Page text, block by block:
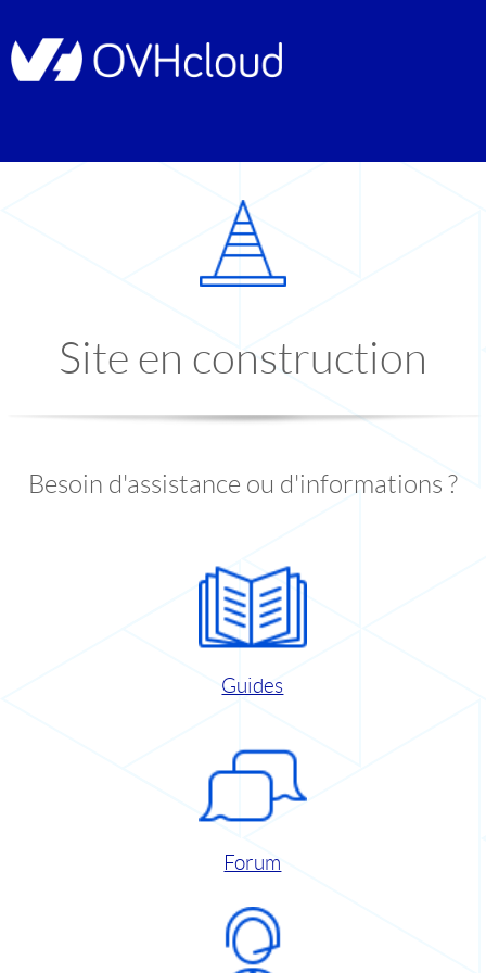
Site en construction
Besoin d'assistance ou d'informations ?
Guides
Forum